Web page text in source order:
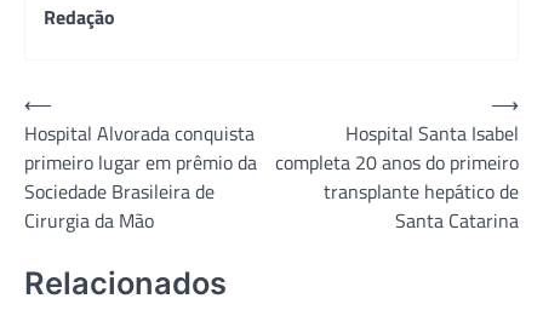
Redação
Navegação
de
Post
⟵
Hospital Alvorada conquista
primeiro lugar em prêmio da
Sociedade Brasileira de
Cirurgia da Mão
Hospital Santa Isabel
completa 20 anos do primeiro
transplante hepático de
Santa Catarina
⟶
Relacionados